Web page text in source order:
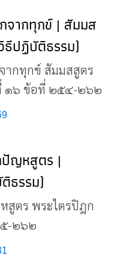
จากทุกข์ | สัมมส
ปฏิบัติธรรม)
กทุกข์ สัมมสสูตร
๑๖ ข้อที่ ๒๕๔-๒๖๒
ญหสูตร |
ธรรม)
ตร พระไตรปิฎก
-๒๖๒